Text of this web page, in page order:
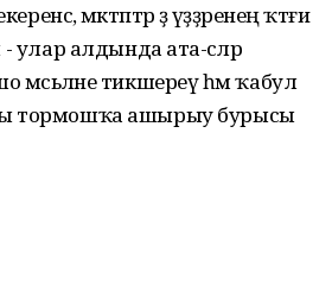
мәктәптәр ҙә үҙҙәренең ҡәтғи
- улар алдында ата-әсәләр
мәсьәләне тикшереү һәм ҡабул
тормошҡа ашырыу бурысы